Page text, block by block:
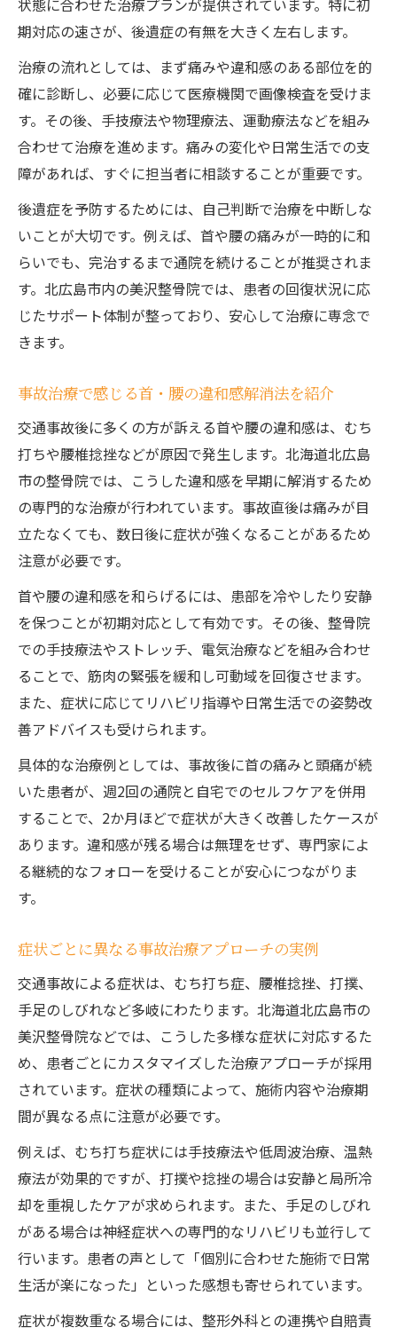
状態に合わせた治療プランが提供されています。特に初
期対応の速さが、後遺症の有無を大きく左右します。
治療の流れとしては、まず痛みや違和感のある部位を的
確に診断し、必要に応じて医療機関で画像検査を受けま
す。その後、手技療法や物理療法、運動療法などを組み
合わせて治療を進めます。痛みの変化や日常生活での支
障があれば、すぐに担当者に相談することが重要です。
後遺症を予防するためには、自己判断で治療を中断しな
いことが大切です。例えば、首や腰の痛みが一時的に和
らいでも、完治するまで通院を続けることが推奨されま
す。北広島市内の美沢整骨院では、患者の回復状況に応
じたサポート体制が整っており、安心して治療に専念で
きます。
事故治療で感じる首・腰の違和感解消法を紹介
交通事故後に多くの方が訴える首や腰の違和感は、むち
打ちや腰椎捻挫などが原因で発生します。北海道北広島
市の整骨院では、こうした違和感を早期に解消するため
の専門的な治療が行われています。事故直後は痛みが目
立たなくても、数日後に症状が強くなることがあるため
注意が必要です。
首や腰の違和感を和らげるには、患部を冷やしたり安静
を保つことが初期対応として有効です。その後、整骨院
での手技療法やストレッチ、電気治療などを組み合わせ
ることで、筋肉の緊張を緩和し可動域を回復させます。
また、症状に応じてリハビリ指導や日常生活での姿勢改
善アドバイスも受けられます。
具体的な治療例としては、事故後に首の痛みと頭痛が続
いた患者が、週2回の通院と自宅でのセルフケアを併用
することで、2か月ほどで症状が大きく改善したケースが
あります。違和感が残る場合は無理をせず、専門家によ
る継続的なフォローを受けることが安心につながりま
す。
症状ごとに異なる事故治療アプローチの実例
交通事故による症状は、むち打ち症、腰椎捻挫、打撲、
手足のしびれなど多岐にわたります。北海道北広島市の
美沢整骨院などでは、こうした多様な症状に対応するた
め、患者ごとにカスタマイズした治療アプローチが採用
されています。症状の種類によって、施術内容や治療期
間が異なる点に注意が必要です。
例えば、むち打ち症状には手技療法や低周波治療、温熱
療法が効果的ですが、打撲や捻挫の場合は安静と局所冷
却を重視したケアが求められます。また、手足のしびれ
がある場合は神経症状への専門的なリハビリも並行して
行います。患者の声として「個別に合わせた施術で日常
生活が楽になった」といった感想も寄せられています。
症状が複数重なる場合には、整形外科との連携や自賠責